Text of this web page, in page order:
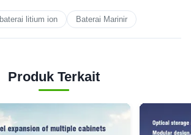
baterai litium ion Baterai Marinir
Produk Terkait